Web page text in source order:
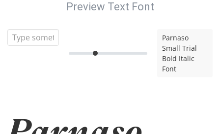
Preview Text Font
Parnaso
Small Trial
Bold Italic
Font